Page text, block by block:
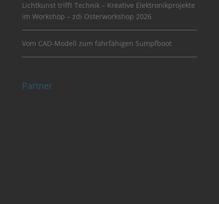
Lichtkunst trifft Technik – Kreative Elektronikprojekte
im Workshop – zdi Osterworkshop 2026
Vom CAD-Modell zum fahrfähigen Sumpfboot
Partner